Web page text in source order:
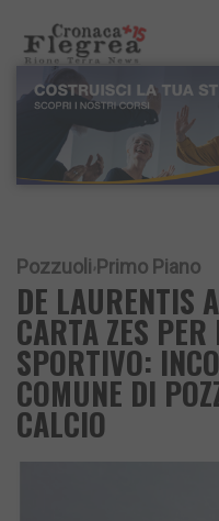
Pozzuoli Primo Piano
DE LAURENTIS
CARTA ZES
SPORTIVO:
COMUNE DI
CALCIO